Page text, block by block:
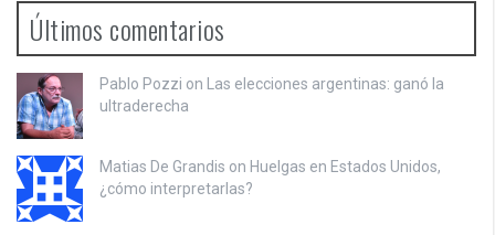
Últimos comentarios
Pablo Pozzi on Las elecciones argentinas: ganó la
ultraderecha
Matias De Grandis on Huelgas en Estados Unidos,
¿cómo interpretarlas?